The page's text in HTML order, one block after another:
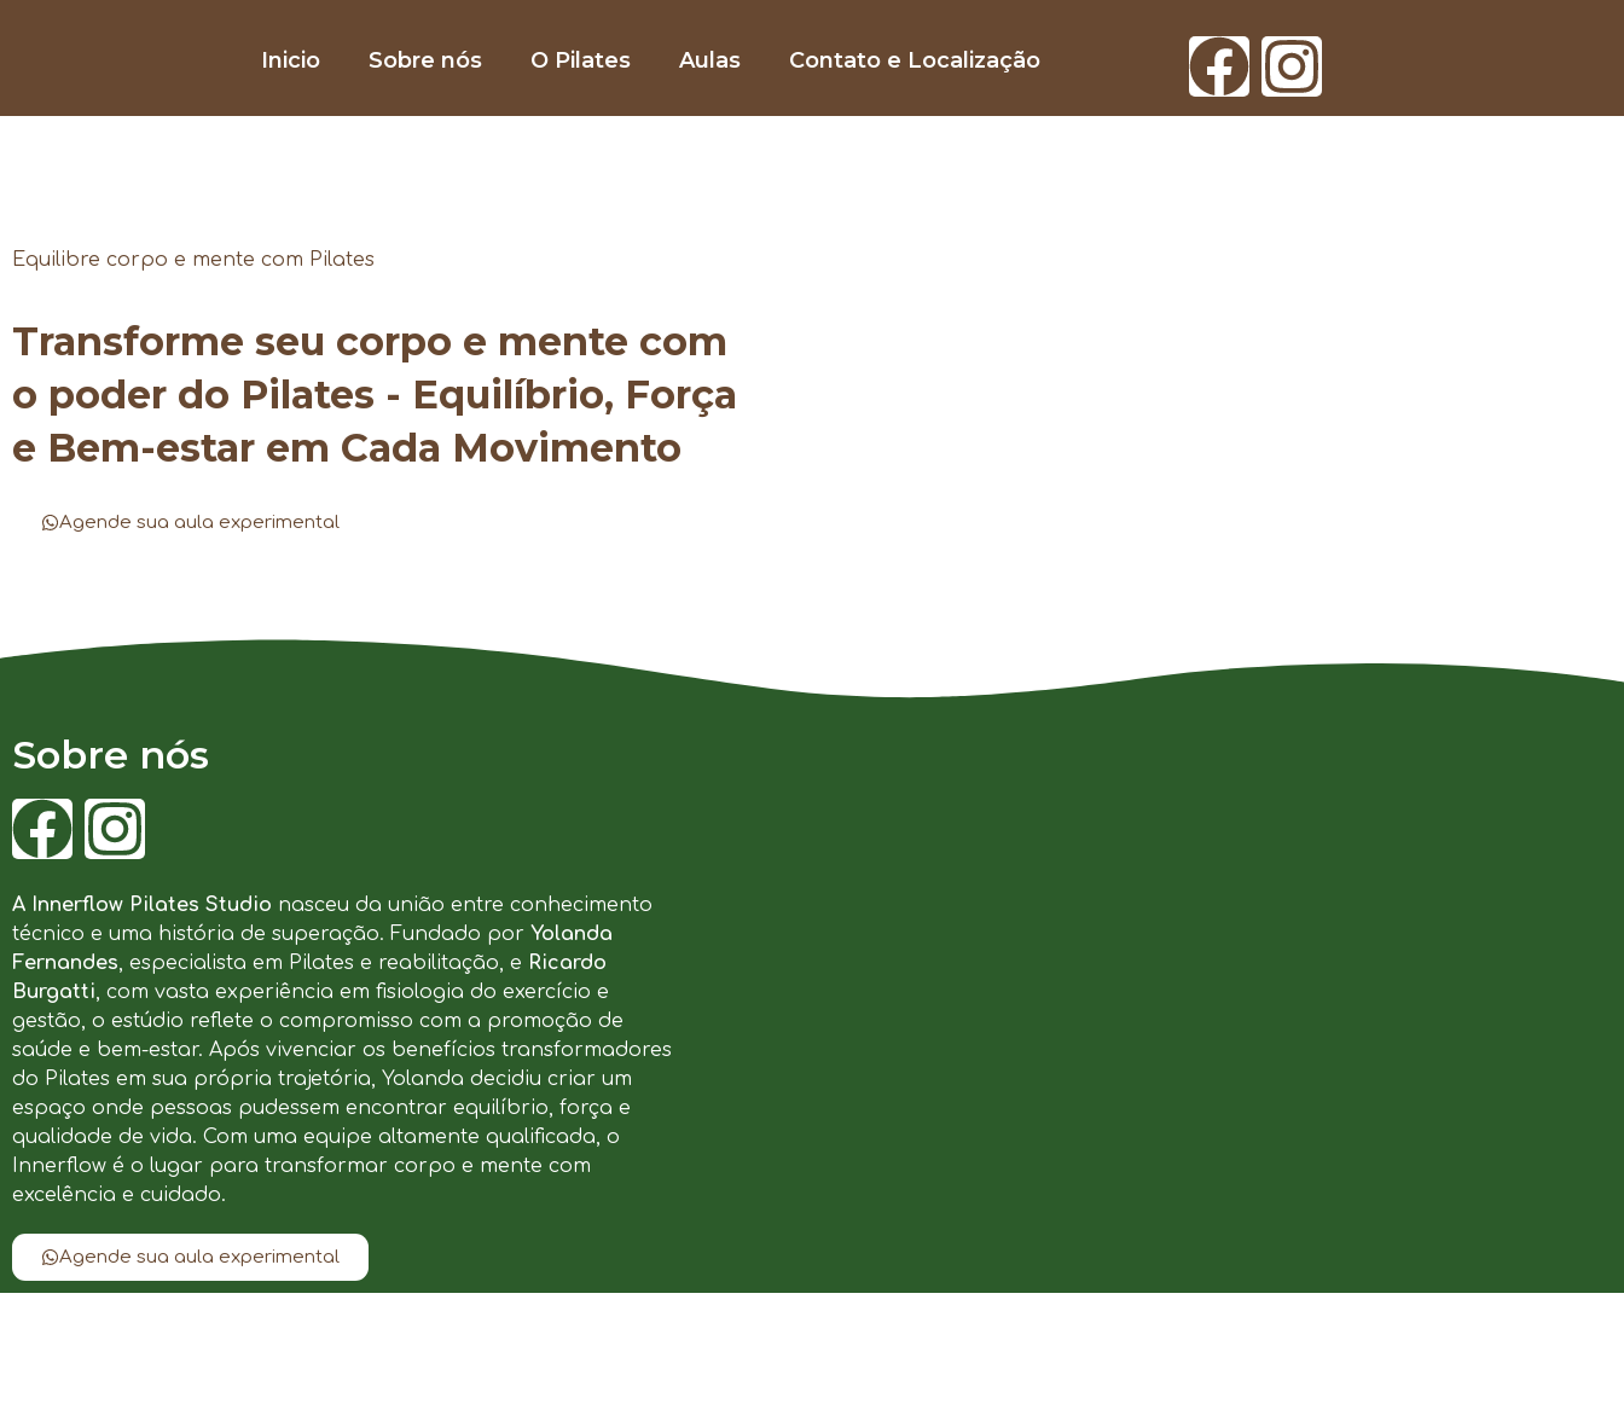
Inicio Sobre nós O Pilates Aulas Contato e Localização
Equilibre corpo e mente com Pilates
Transforme seu corpo e mente com
o poder do Pilates - Equilíbrio, Força
e Bem-estar em Cada Movimento
Agende sua aula experimental
Sobre nós
A Innerflow Pilates Studio nasceu da união entre conhecimento
técnico e uma história de superação. Fundado por Yolanda
Fernandes, especialista em Pilates e reabilitação, e Ricardo
Burgatti, com vasta experiência em fisiologia do exercício e
gestão, o estúdio reflete o compromisso com a promoção de
saúde e bem-estar. Após vivenciar os benefícios transformadores
do Pilates em sua própria trajetória, Yolanda decidiu criar um
espaço onde pessoas pudessem encontrar equilíbrio, força e
qualidade de vida. Com uma equipe altamente qualificada, o
Innerflow é o lugar para transformar corpo e mente com
excelência e cuidado.
Agende sua aula experimental